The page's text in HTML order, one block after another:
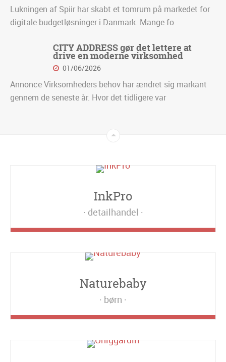
Lukningen af Spiir har skabt et tomrum på markedet for
digitale budgetløsninger i Danmark. Mange fo
CITY ADDRESS gør det lettere at
drive en moderne virksomhed
01/06/2026
Annonce Virksomheders behov har ændret sig markant
gennem de seneste år. Hvor det tidligere var
InkPro
detailhandel
Naturebaby
børn